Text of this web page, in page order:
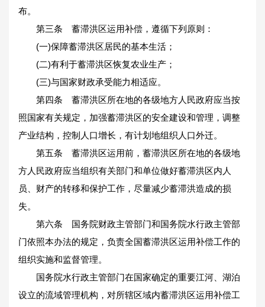
布。
第三条 蓄滞洪区运用补偿，遵循下列原则：
(一)保障蓄滞洪区居民的基本生活；
(二)有利于蓄滞洪区恢复农业生产；
(三)与国家财政承受能力相适应。
第四条 蓄滞洪区所在地的各级地方人民政府应当按
照国家有关规定，加强蓄滞洪区的安全建设和管理，调整
产业结构，控制人口增长，有计划地组织人口外迁。
第五条 蓄滞洪区运用前，蓄滞洪区所在地的各级地
方人民政府应当组织有关部门和单位做好蓄滞洪区内人
员、财产的转移和保护工作，尽量减少蓄滞洪造成的损
失。
第六条 国务院财政主管部门和国务院水行政主管部
门依照本办法的规定，负责全国蓄滞洪区运用补偿工作的
组织实施和监督管理。
国务院水行政主管部门在国家确定的重要江河、湖泊
设立的流域管理机构，对所辖区域内蓄滞洪区运用补偿工